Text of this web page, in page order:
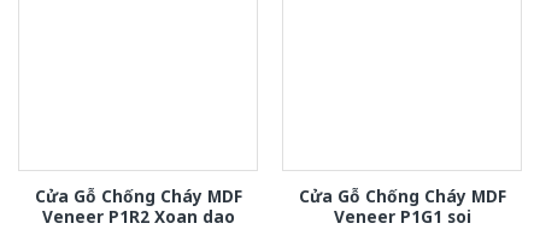
Cửa Gỗ Chống Cháy MDF
Veneer P1R2 Xoan dao
Cửa Gỗ Chống Cháy MDF
Veneer P1G1 soi